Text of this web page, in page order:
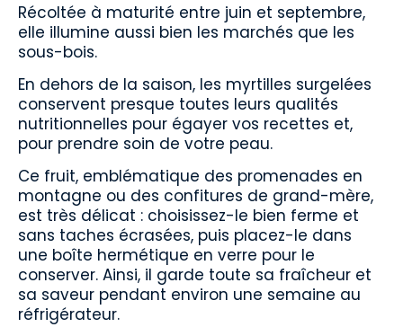
Récoltée à maturité entre juin et septembre,
elle illumine aussi bien les marchés que les
sous-bois.
En dehors de la saison, les myrtilles surgelées
conservent presque toutes leurs qualités
nutritionnelles pour égayer vos recettes et,
pour prendre soin de votre peau.
Ce fruit, emblématique des promenades en
montagne ou des confitures de grand-mère,
est très délicat : choisissez-le bien ferme et
sans taches écrasées, puis placez-le dans
une boîte hermétique en verre pour le
conserver. Ainsi, il garde toute sa fraîcheur et
sa saveur pendant environ une semaine au
réfrigérateur.